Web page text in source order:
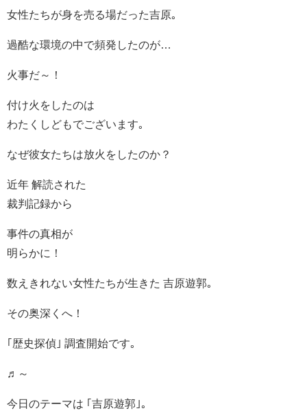
女性たちが身を売る場だった吉原｡
過酷な環境の中で頻発したのが…
火事だ～！
付け火をしたのは
わたくしどもでございます｡
なぜ彼女たちは放火をしたのか？
近年 解読された
裁判記録から
事件の真相が
明らかに！
数えきれない女性たちが生きた 吉原遊郭｡
その奥深くへ！
｢歴史探偵｣ 調査開始です｡
♬～
今日のテーマは ｢吉原遊郭｣｡